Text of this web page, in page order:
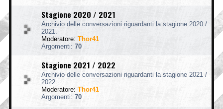
Stagione 2020 / 2021
Archivio delle conversazioni riguardanti la stagione 2020 /
2021.
Moderatore: Thor41
Argomenti: 70
Stagione 2021 / 2022
Archivio delle conversazioni riguardanti la stagione 2021 /
2022.
Moderatore: Thor41
Argomenti: 70